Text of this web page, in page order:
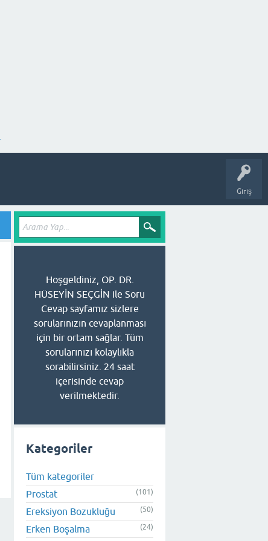
Giriş
Hoşgeldiniz, OP. DR.
HÜSEYİN SEÇGİN ile Soru
Cevap sayfamız sizlere
sorularınızın cevaplanması
için bir ortam sağlar. Tüm
sorularınızı kolaylıkla
sorabilirsiniz. 24 saat
içerisinde cevap
verilmektedir.
Kategoriler
Tüm kategoriler
Prostat
(101)
Ereksiyon Bozukluğu (50)
Erken Boşalma (24)